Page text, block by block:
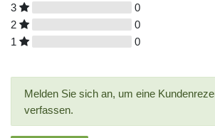
3
0
2
0
1
0
Melden Sie sich an, um eine
verfassen.